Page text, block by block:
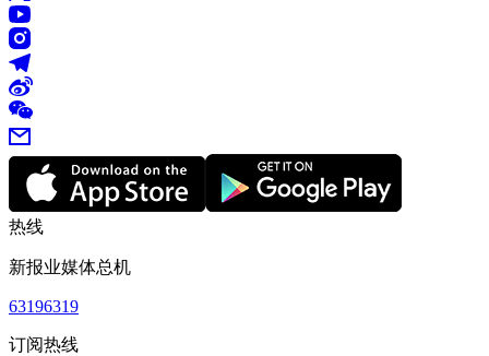
热线
新报业媒体总机
63196319
订阅热线